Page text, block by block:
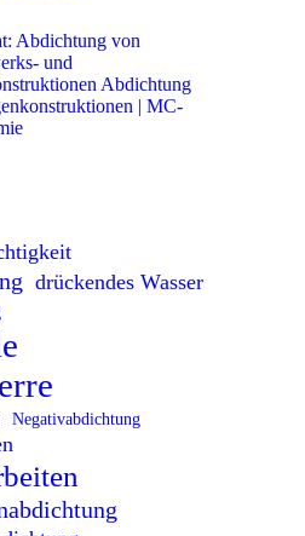
Abdichtung von
und
Abdichtung
| MC-
drückendes Wasser
Negativabdichtung